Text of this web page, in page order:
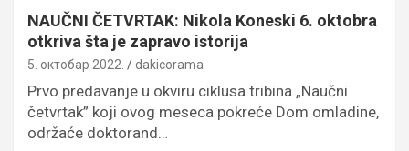
NAUČNI ČETVRTAK: Nikola Koneski 6. oktobra
otkriva šta je zapravo istorija
5. октобар 2022. dakicorama
Prvo predavanje u okviru ciklusa tribina „Naučni
četvrtak” koji ovog meseca pokreće Dom omladine,
održaće doktorand…